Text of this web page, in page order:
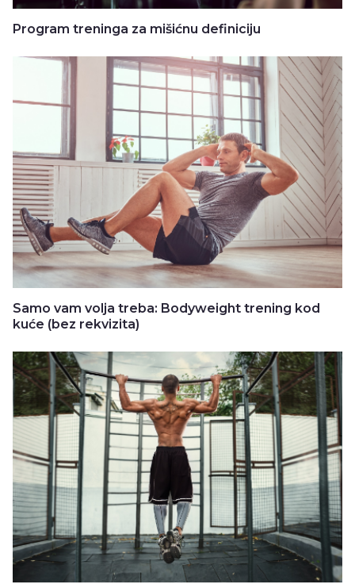
Program treninga za mišićnu definiciju
Samo vam volja treba: Bodyweight trening kod
kuće (bez rekvizita)